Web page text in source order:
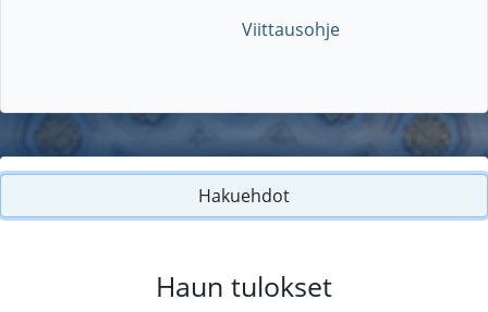
Viittausohje
Hakuehdot
Haun tulokset